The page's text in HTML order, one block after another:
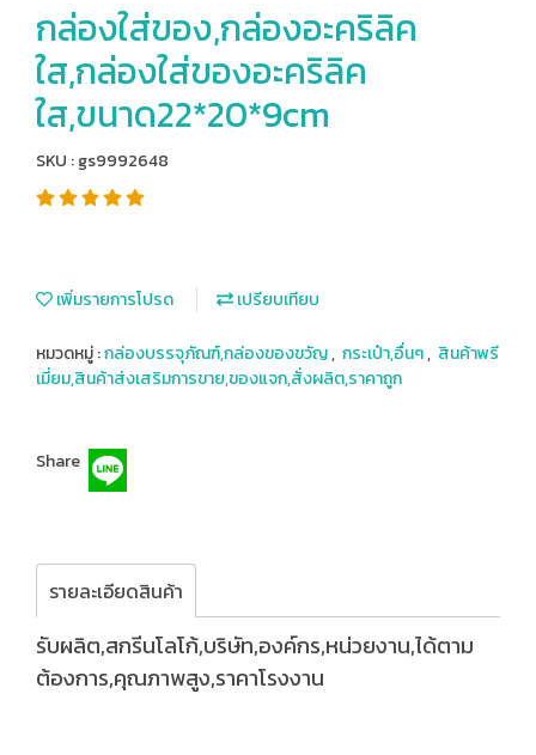
กล่องใส่ของ,กล่องอะคริลิค
ใส,กล่องใส่ของอะคริลิค
ใส,ขนาด22*20*9cm
SKU : gs9992648
เพิ่มรายการโปรด เปรียบเทียบ
หมวดหมู่ :กล่องบรรจุภัณฑ์,กล่องของขวัญ, กระเป๋า,อื่นๆ, สินค้าพรี
เมี่ยม,สินค้าส่งเสริมการขาย,ของแจก,สั่งผลิต,ราคาถูก
Share
รายละเอียดสินค้า
รับผลิต,สกรีนโลโก้,บริษัท,องค์กร,หน่วยงาน,ได้ตาม
ต้องการ,คุณภาพสูง,ราคาโรงงาน